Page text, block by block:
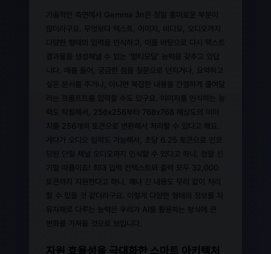
기술적인 측면에서 Gemma 3n은 정말 흥미로운 부분이
많더라구요. 무엇보다 텍스트, 이미지, 비디오, 오디오까지
다양한 형태의 입력을 인식하고, 이를 바탕으로 다시 텍스트
결과물을 생성해낼 수 있는 '멀티모달' 능력을 갖추고 있답
니다. 예를 들어, 궁금한 점을 질문으로 던지거나, 요약하고
싶은 문서를 주거나, 아니면 복잡한 내용을 간결하게 줄여달
라는 프롬프트를 입력할 수도 있구요. 이미지를 인식하는 능
력도 탁월해서, 256x256부터 768x768 해상도의 이미
지를 256개의 토큰으로 변환해서 처리할 수 있다고 해요.
게다가 오디오 입력도 가능해서, 초당 6.25 토큰으로 인코
딩된 단일 채널 오디오까지 인식할 수 있다고 하니, 정말 신
기할 따름이죠! 최대 입력 컨텍스트와 출력 모두 32,000
토큰까지 지원한다고 하니, 꽤나 긴 내용도 무리 없이 처리
할 수 있을 것 같더라구요. 이렇게 다양한 형태의 정보를 자
유자재로 다루는 능력은 우리가 AI를 활용하는 방식에 큰
변화를 가져올 것으로 보입니다.
자원 효율성을 극대화한 스마트 아키텍처